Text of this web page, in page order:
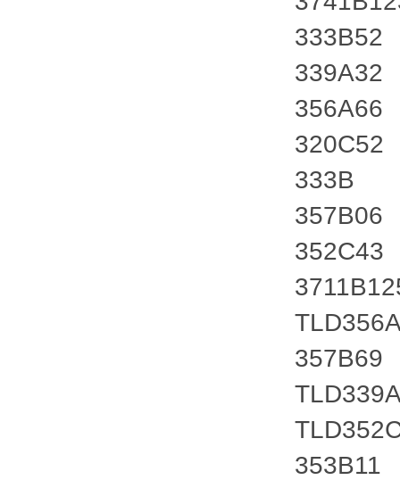
333B52
339A32
356A66
320C52
333B
357B06
352C43
357B69
353B11